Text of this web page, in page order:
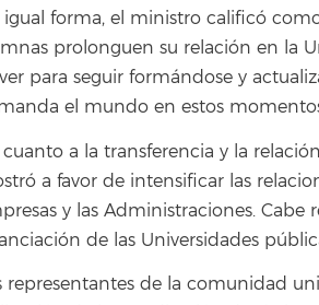
igual forma, el ministro calificó
prolonguen su relación en la
para seguir formándose y
el mundo en estos
cuanto a la transferencia y la
a favor de intensificar las
y las Administraciones.
de las Universidades
representantes de la comunidad